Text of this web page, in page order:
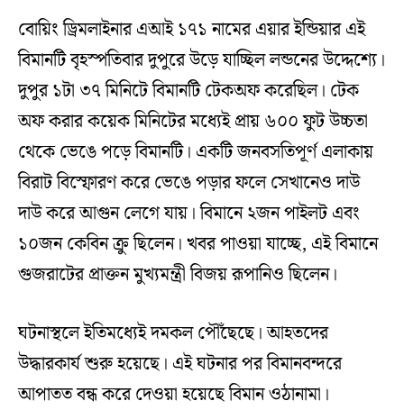
বোয়িং ড্রিমলাইনার এআই ১৭১ নামের এয়ার ইন্ডিয়ার এই
বিমানটি বৃহস্পতিবার দুপুরে উড়ে যাচ্ছিল লন্ডনের উদ্দেশ্যে।
দুপুর ১টা ৩৭ মিনিটে বিমানটি টেকঅফ করেছিল। টেক
অফ করার কয়েক মিনিটের মধ্যেই প্রায় ৬০০ ফুট উচ্চতা
থেকে ভেঙে পড়ে বিমানটি। একটি জনবসতিপূর্ণ এলাকায়
বিরাট বিস্ফোরণ করে ভেঙে পড়ার ফলে সেখানেও দাউ
দাউ করে আগুন লেগে যায়। বিমানে ২জন পাইলট এবং
১০জন কেবিন ক্রু ছিলেন। খবর পাওয়া যাচ্ছে, এই বিমানে
গুজরাটের প্রাক্তন মুখ্যমন্ত্রী বিজয় রূপানিও ছিলেন।
ঘটনাস্থলে ইতিমধ্যেই দমকল পৌঁছেছে। আহতদের
উদ্ধারকার্য শুরু হয়েছে। এই ঘটনার পর বিমানবন্দরে
আপাতত বন্ধ করে দেওয়া হয়েছে বিমান ওঠানামা।